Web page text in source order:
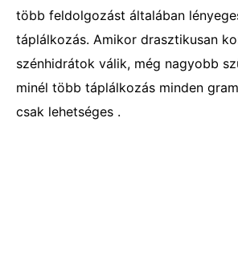
több feldolgozást általában
táplálkozás. Amikor drasztikusan
szénhidrátok válik, még nagyobb
minél több táplálkozás minden
csak lehetséges .